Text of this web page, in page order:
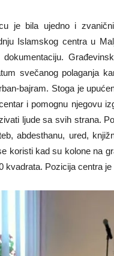
je bila ujedno i
Islamskog centra u
svečanog polaganja
bajram. Stoga je
i pomognu njegovu
ljude sa svih strana.
abdesthanu, ured,
koristi kad su kolone na
kvadrata. Pozicija centra